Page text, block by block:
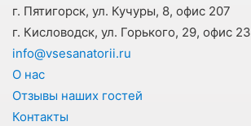
г. Пятигорск, ул. Кучуры, 8, офис 207
г. Кисловодск, ул. Горького, 29, офис 23
info@vsesanatorii.ru
О нас
Отзывы наших гостей
Контакты